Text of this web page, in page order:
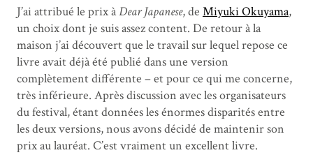
J’ai attribué le prix àDear Japanese, de Miyuki Okuyama,
un choix dont je suis assez content. De retour à la
maison j’ai découvert que le travail sur lequel repose ce
livre avait déjà été publié dans une version
complètement différente – et pour ce qui me concerne,
très inférieure. Après discussion avec les organisateurs
du festival, étant données les énormes disparités entre
les deux versions, nous avons décidé de maintenir son
prix au lauréat. C’est vraiment un excellent livre.